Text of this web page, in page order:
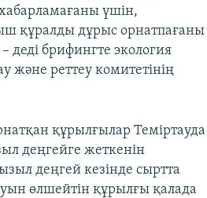
үшін,
құралды дұрыс орнатпағаны
брифингте экология
және реттеу комитетінің
құрылғылар Теміртауда
деңгейге жеткенін
деңгей кезінде сыртта
өлшейтін құрылғы қалада